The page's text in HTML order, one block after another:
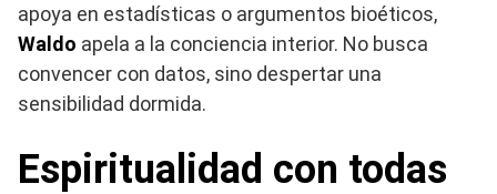
apoya en estadísticas o argumentos bioéticos,
Waldo apela a la conciencia interior. No busca
convencer con datos, sino despertar una
sensibilidad dormida.
Espiritualidad con todas